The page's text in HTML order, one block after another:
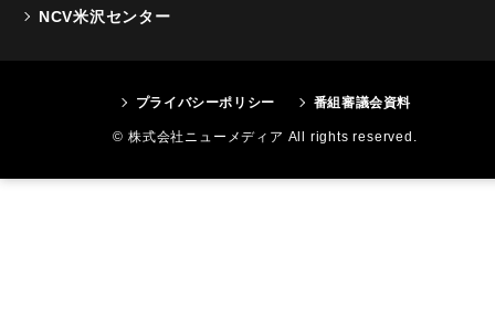
NCV米沢センター
プライバシーポリシー 番組審議会資料
© 株式会社ニューメディア All rights reserved.